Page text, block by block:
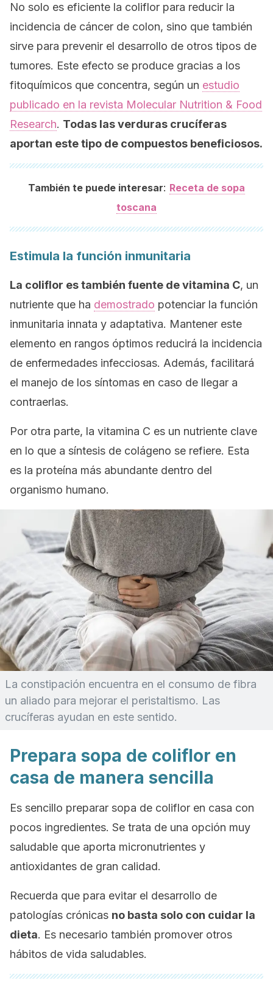
No solo es eficiente la coliflor para reducir la
incidencia de cáncer de colon, sino que también
sirve para prevenir el desarrollo de otros tipos de
tumores. Este efecto se produce gracias a los
fitoquímicos que concentra, según un estudio
publicado en la revista Molecular Nutrition & Food
Research. Todas las verduras crucíferas
aportan este tipo de compuestos beneficiosos.
También te puede interesar: Receta de sopa
toscana
Estimula la función inmunitaria
La coliflor es también fuente de vitamina C, un
nutriente que ha demostrado potenciar la función
inmunitaria innata y adaptativa. Mantener este
elemento en rangos óptimos reducirá la incidencia
de enfermedades infecciosas. Además, facilitará
el manejo de los síntomas en caso de llegar a
contraerlas.
Por otra parte, la vitamina C es un nutriente clave
en lo que a síntesis de colágeno se refiere. Esta
es la proteína más abundante dentro del
organismo humano.
La constipación encuentra en el consumo de fibra
un aliado para mejorar el peristaltismo. Las
crucíferas ayudan en este sentido.
Prepara sopa de coliflor en
casa de manera sencilla
Es sencillo preparar sopa de coliflor en casa con
pocos ingredientes. Se trata de una opción muy
saludable que aporta micronutrientes y
antioxidantes de gran calidad.
Recuerda que para evitar el desarrollo de
patologías crónicas no basta solo con cuidar la
dieta. Es necesario también promover otros
hábitos de vida saludables.